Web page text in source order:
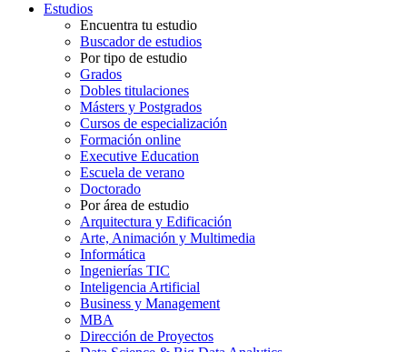
Estudios
Encuentra tu estudio
Buscador de estudios
Por tipo de estudio
Grados
Dobles titulaciones
Másters y Postgrados
Cursos de especialización
Formación online
Executive Education
Escuela de verano
Doctorado
Por área de estudio
Arquitectura y Edificación
Arte, Animación y Multimedia
Informática
Ingenierías TIC
Inteligencia Artificial
Business y Management
MBA
Dirección de Proyectos